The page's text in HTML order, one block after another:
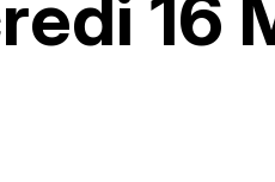
16